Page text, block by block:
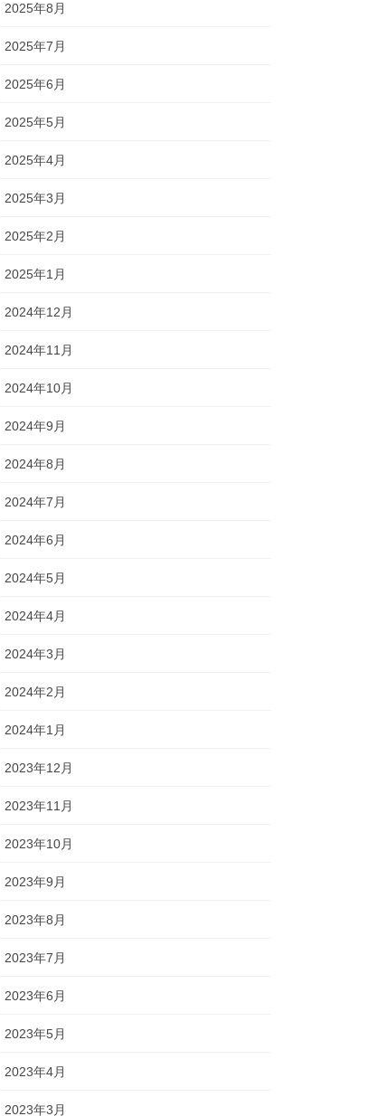
2025年8月
2025年7月
2025年6月
2025年5月
2025年4月
2025年3月
2025年2月
2025年1月
2024年12月
2024年11月
2024年10月
2024年9月
2024年8月
2024年7月
2024年6月
2024年5月
2024年4月
2024年3月
2024年2月
2024年1月
2023年12月
2023年11月
2023年10月
2023年9月
2023年8月
2023年7月
2023年6月
2023年5月
2023年4月
2023年3月